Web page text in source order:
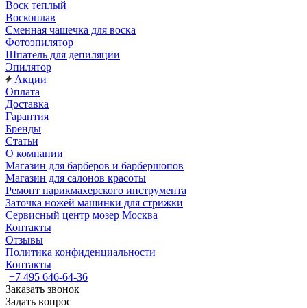
Воск теплый
Воскоплав
Сменная чашечка для воска
Фотоэпилятор
Шпатель для депиляции
Эпилятор
Акции
Оплата
Доставка
Гарантия
Бренды
Статьи
О компании
Магазин для барберов и барбершопов
Магазин для салонов красоты
Ремонт парикмахерского инструмента
Заточка ножей машинки для стрижки
Сервисный центр мозер Москва
Контакты
Отзывы
Политика конфиденциальности
Контакты
+7 495 646-64-36
Заказать звонок
Задать вопрос